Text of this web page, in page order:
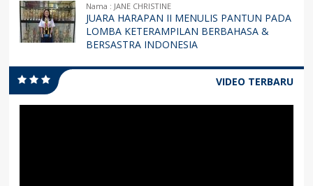
Nama : JANE CHRISTINE
JUARA HARAPAN II MENULIS PANTUN PADA
LOMBA KETERAMPILAN BERBAHASA &
BERSASTRA INDONESIA
VIDEO TERBARU